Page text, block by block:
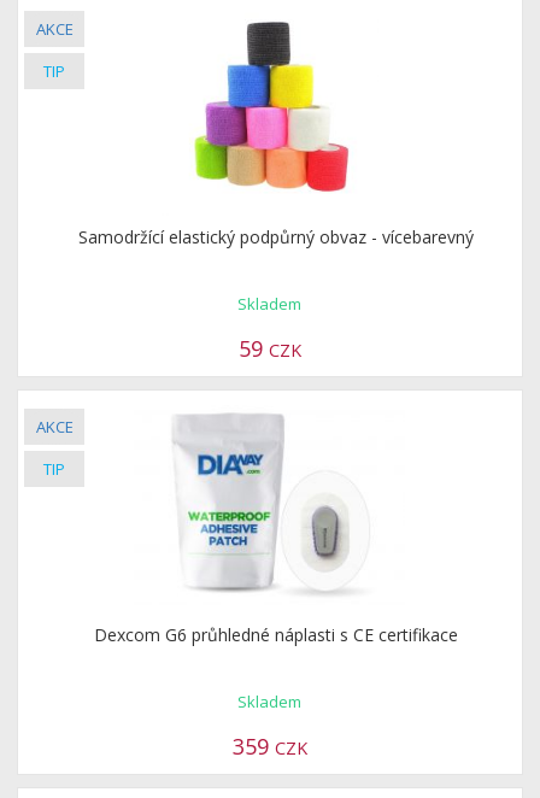
Samodržící elastický podpůrný obvaz - vícebarevný
Skladem
59 CZK
Dexcom G6 průhledné náplasti s CE certifikace
Skladem
359 CZK